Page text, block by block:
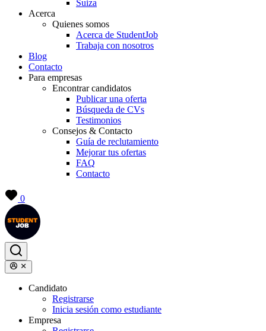
Suiza
Acerca
Quienes somos
Acerca de StudentJob
Trabaja con nosotros
Blog
Contacto
Para empresas
Encontrar candidatos
Publicar una oferta
Búsqueda de CVs
Testimonios
Consejos & Contacto
Guía de reclutamiento
Mejorar tus ofertas
FAQ
Contacto
0
Candidato
Registrarse
Inicia sesión como estudiante
Empresa